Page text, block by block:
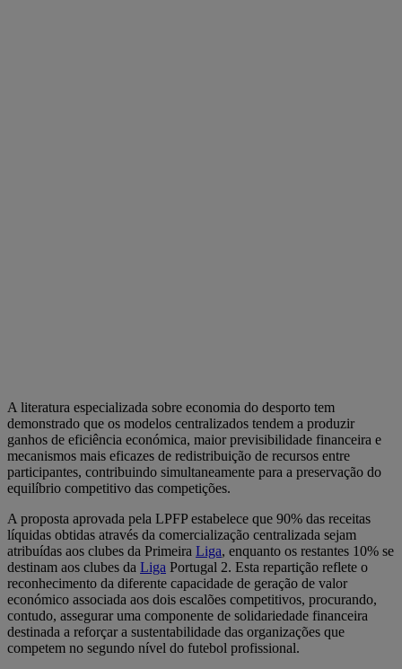
A literatura especializada sobre economia do desporto tem
demonstrado que os modelos centralizados tendem a produzir
ganhos de eficiência económica, maior previsibilidade financeira e
mecanismos mais eficazes de redistribuição de recursos entre
participantes, contribuindo simultaneamente para a preservação do
equilíbrio competitivo das competições.
A proposta aprovada pela LPFP estabelece que 90% das receitas
líquidas obtidas através da comercialização centralizada sejam
atribuídas aos clubes da Primeira Liga, enquanto os restantes 10% se
destinam aos clubes da Liga Portugal 2. Esta repartição reflete o
reconhecimento da diferente capacidade de geração de valor
económico associada aos dois escalões competitivos, procurando,
contudo, assegurar uma componente de solidariedade financeira
destinada a reforçar a sustentabilidade das organizações que
competem no segundo nível do futebol profissional.